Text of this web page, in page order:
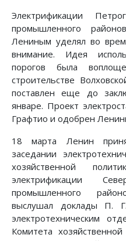
Электрификации
промышленного
Лениным уделял во
внимание. Идея
порогов была
строительстве
поставлен еще до
январе. Проект
Графтио и одобрен
18 марта Ленин
заседании
хозяйственной
электрификации
промышленного
выслушал доклады П.
электротехническим
Комитета